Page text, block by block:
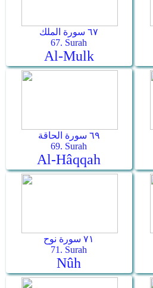
٦٧ سورة الملك
67. Surah
Al-Mulk
٦٩ سورة الحاقة
69. Surah
Al-Hâqqah
٧١ سورة نوح
71. Surah
Nûh